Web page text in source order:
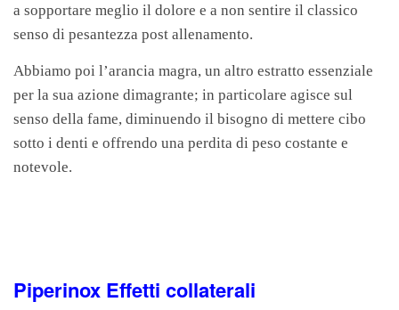
a sopportare meglio il dolore e a non sentire il classico
senso di pesantezza post allenamento.
Abbiamo poi l’arancia magra, un altro estratto essenziale
per la sua azione dimagrante; in particolare agisce sul
senso della fame, diminuendo il bisogno di mettere cibo
sotto i denti e offrendo una perdita di peso costante e
notevole.
Piperinox Effetti collaterali